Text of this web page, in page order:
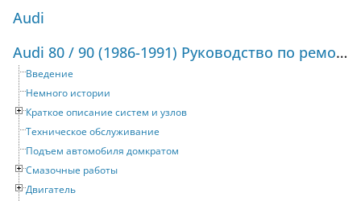
Audi
Audi 80 / 90 (1986-1991) Руководство по ремонту и техническому обслуживанию
Введение
Немного истории
Краткое описание систем и узлов
Техническое обслуживание
Подъем автомобиля домкратом
Смазочные работы
Двигатель